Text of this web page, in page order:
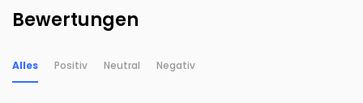
Bewertungen
Alles Positiv Neutral Negativ